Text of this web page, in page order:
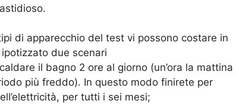
di apparecchio del test vi possono costare in
due scenari
il bagno 2 ore al giorno (un’ora la mattina
più freddo). In questo modo finirete per
per tutti i sei mesi;